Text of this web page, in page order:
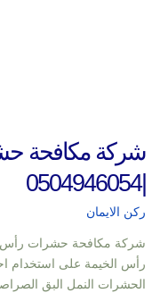
شركة مكافحة
|0504946054
ركن الايمان
رأس الخيمة على استخدام
الحشرات النمل البق